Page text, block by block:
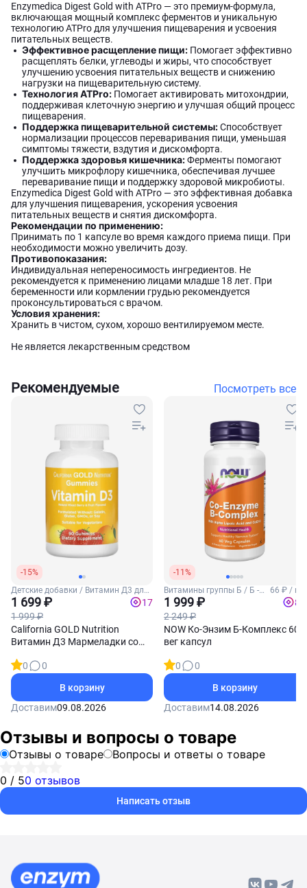
Enzymedica Digest Gold with ATPro — это премиум-формула,
включающая мощный комплекс ферментов и уникальную
технологию ATPro для улучшения пищеварения и усвоения
питательных веществ.
Эффективное расщепление пищи: Помогает эффективно
расщеплять белки, углеводы и жиры, что способствует
улучшению усвоения питательных веществ и снижению
нагрузки на пищеварительную систему.
Технология ATPro: Помогает активировать митохондрии,
поддерживая клеточную энергию и улучшая общий процесс
пищеварения.
Поддержка пищеварительной системы:Способствует
нормализации процессов переваривания пищи, уменьшая
симптомы тяжести, вздутия и дискомфорта.
Поддержка здоровья кишечника:Ферменты помогают
улучшить микрофлору кишечника, обеспечивая лучшее
переваривание пищи и поддержку здоровой микробиоты.
Enzymedica Digest Gold with ATPro — это эффективная добавка
для улучшения пищеварения, ускорения усвоения
питательных веществ и снятия дискомфорта.
Рекомендации по применению:
Принимать по 1 капсуле во время каждого приема пищи. При
необходимости можно увеличить дозу.
Противопоказания:
Индивидуальная непереносимость ингредиентов. Не
рекомендуется к применению лицами младше 18 лет. При
беременности или кормлении грудью рекомендуется
проконсультироваться с врачом.
Условия хранения:
Хранить в чистом, сухом, хорошо вентилируемом месте.
Не является лекарственным средством
Рекомендуемые Посмотреть все
-15%
Детские добавки / Витамин Д3 для
детей
1 699 ₽
1 999 ₽
17
California GOLD Nutrition
Витамин Д3 Мармеладки со
мармеладок
0
0
В корзину
Доставим09.08.2026
-11%
Витамины группы Б / Б -
комплекс
66 ₽ / шт
1 999 ₽
2 249 ₽
80
NOW Ко-Энзим Б-Комплекс 60
вег капсул
0
0
В корзину
Доставим14.08.2026
Отзывы и вопросы о товаре
Отзывы о товаре
Вопросы и ответы о товаре
0 / 50 отзывов
Написать отзыв